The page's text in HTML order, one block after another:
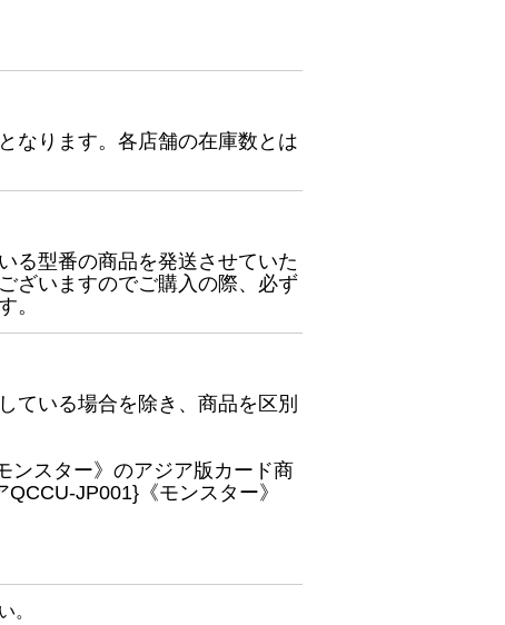
なります。各店舗の在庫数とは
る型番の商品を発送させていた
ざいますのでご購入の際、必ず
。
ている場合を除き、商品を区別
ンスター》のアジア版カード商
JP001}《モンスター》
。